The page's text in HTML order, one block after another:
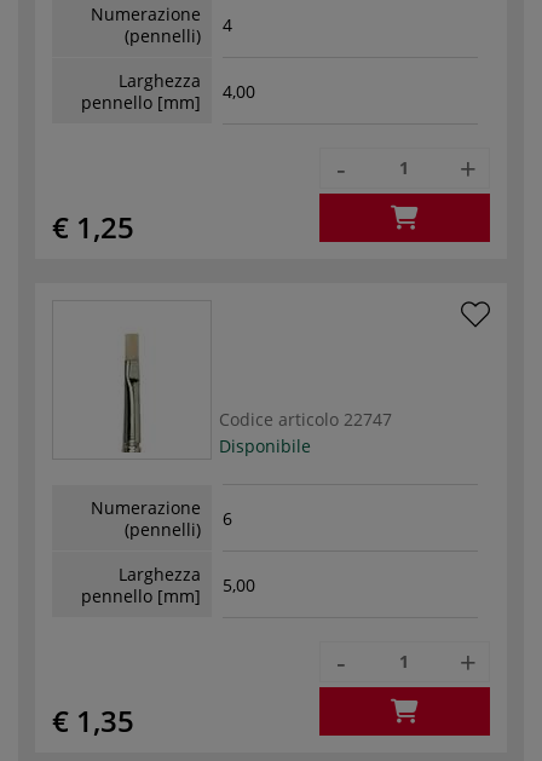
Numerazione
(pennelli)
4
Larghezza
pennello [mm]
4,00
€ 1,25
- +
Codice articolo 22747
Disponibile
Numerazione
(pennelli)
6
Larghezza
pennello [mm]
5,00
€ 1,35
- +